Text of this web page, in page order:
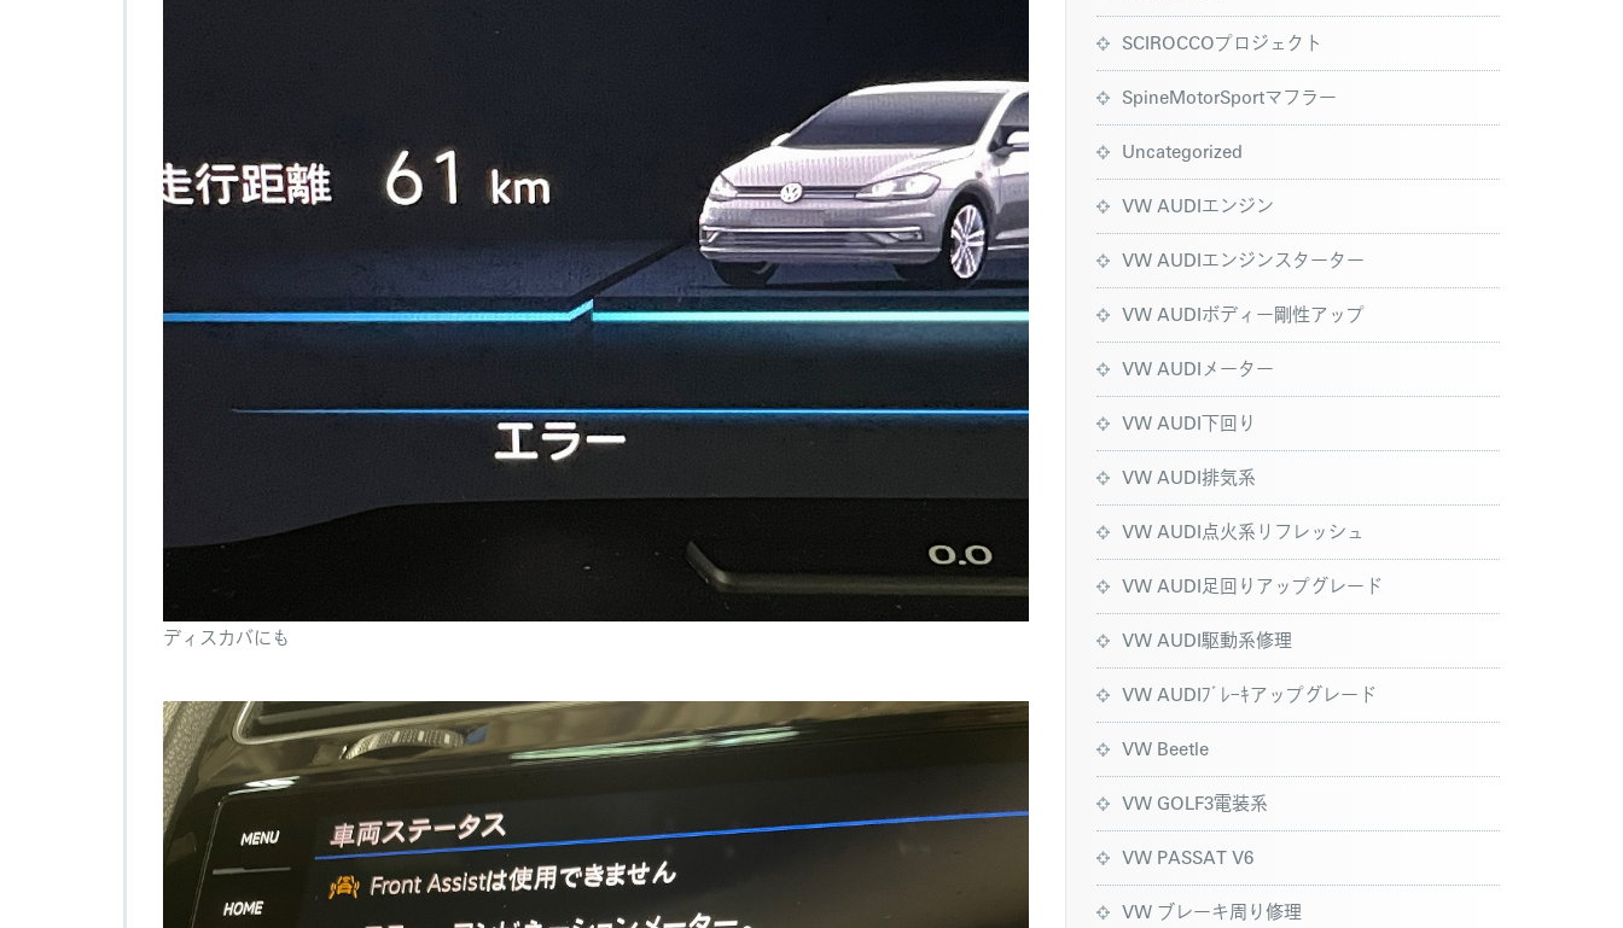
ディスカバにも
SCIROCCOプロジェクト
SpineMotorSportマフラー
Uncategorized
VW AUDIエンジン
VW AUDIエンジンスターター
VW AUDIボディー剛性アップ
VW AUDIメーター
VW AUDI下回り
VW AUDI排気系
VW AUDI点火系リフレッシュ
VW AUDI足回りアップグレード
VW AUDI駆動系修理
VW AUDIﾌﾞﾚｰｷアップグレード
VW Beetle
VW GOLF3電装系
VW PASSAT V6
VW ブレーキ周り修理